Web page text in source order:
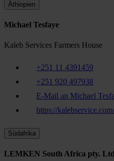
Äthiopien
Michael Tesfaye
Kaleb Services Farmers House
+251 11 4391459
+251 920 497938
E-Mail an Michael
https://kalebservice.com/
Südafrika
LEMKEN South Africa pty.